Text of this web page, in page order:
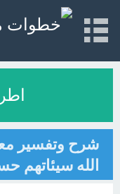
شرح وتفسير
الله سيئاتهم